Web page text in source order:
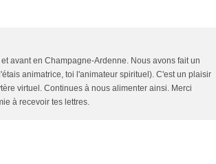
avant en Champagne-Ardenne. Nous avons fait un
animatrice, toi l'animateur spirituel). C'est un plaisir
virtuel. Continues à nous alimenter ainsi. Merci
à recevoir tes lettres.